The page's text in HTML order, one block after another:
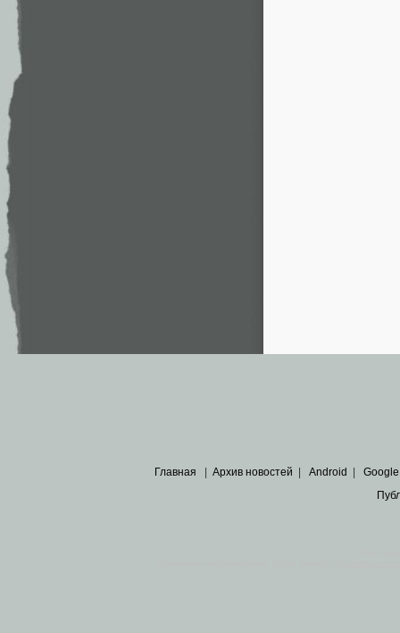
Главная Архив новостей Android Google